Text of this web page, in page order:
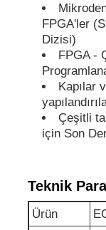
EEPROM çipi
PSRAM Çip
SRAM çipi
EPROM IC
FPGA'ler
Dizisi)
FPGA -
Kapılar
Çeşitli
için Son
Teknik
Ürün